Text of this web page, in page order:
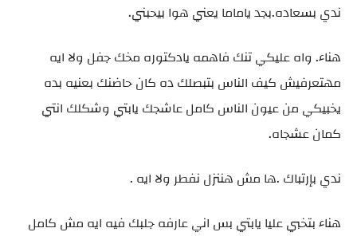
ندي بسعاده.بجد ياماما يعني هوا بيحبني.
هناء. واه عليكي تنك فاهمه يادكتوره مخك جفل ولا ايه
مهتعرفيش كيف الناس بتبصلك ده كان حاضنك بعنيه بده
يخبيكي من عيون الناس كامل عاشجك يابتي وشكلك انتي
كمان عشجاه.
ندي بإرتباك .ها مش هننزل نفطر ولا ايه .
هناء بتخبي عليا يابتي بس اني عارفه جلبك فيه ايه مش كامل